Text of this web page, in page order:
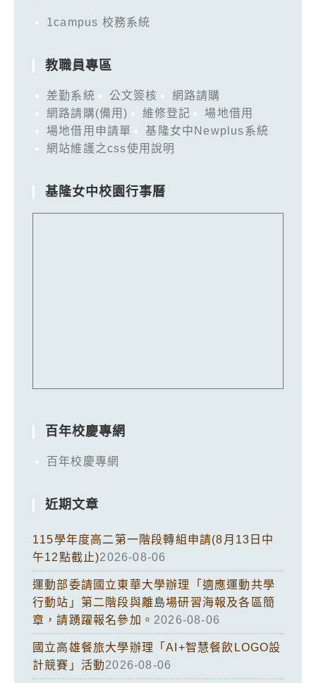
1campus 校務系統
教職員專區
差勤系統 公文簽核
網路請購
網路請購(備用)
維修登記
場地借用
場地借用申請單
基隆女中Newplus系統
網站維護之css使用說明
基隆女中校園行事曆
百年校慶專網
百年校慶專網
近期文章
115學年度高二第一階段轉組申請(8月13日中
午12點截止)2026-08-06
運動部委請國立東華大學辦理「適應運動共學
行動站」第二階段與離島場研習海報及各區簡
章，請踴躍報名參加。 2026-08-06
國立高雄餐旅大學辦理「AI+智慧餐飲LOGO設
計競賽」活動2026-08-06